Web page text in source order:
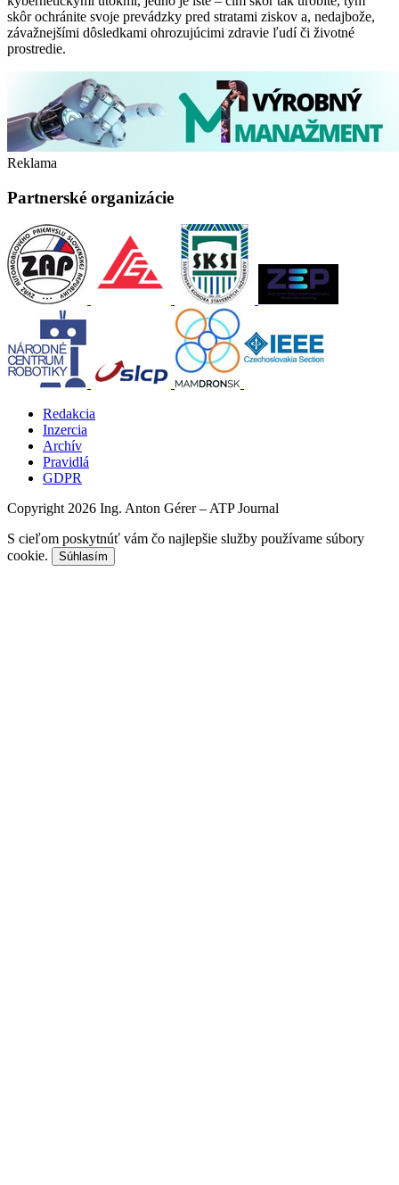
skôr ochránite svoje prevádzky pred stratami ziskov a, nedajbože,
závažnejšími dôsledkami ohrozujúcimi zdravie ľudí či životné
prostredie.
Reklama
Partnerské organizácie
Redakcia
Inzercia
Archív
Pravidlá
GDPR
Copyright 2026 Ing. Anton Gérer – ATP Journal
S cieľom poskytnúť vám čo najlepšie služby používame súbory
cookie.
Súhlasím